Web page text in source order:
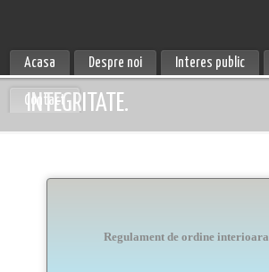
Acasa Despre noi Interes public
Contact
INTEGRITATE.
Regulament de ordine interioara